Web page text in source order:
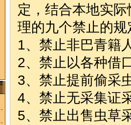
定，结合本地实
理的九个禁止的
1、禁止非巴青籍
2、禁止以各种借
3、禁止提前偷采
4、禁止无采集证
5、禁止出售虫草